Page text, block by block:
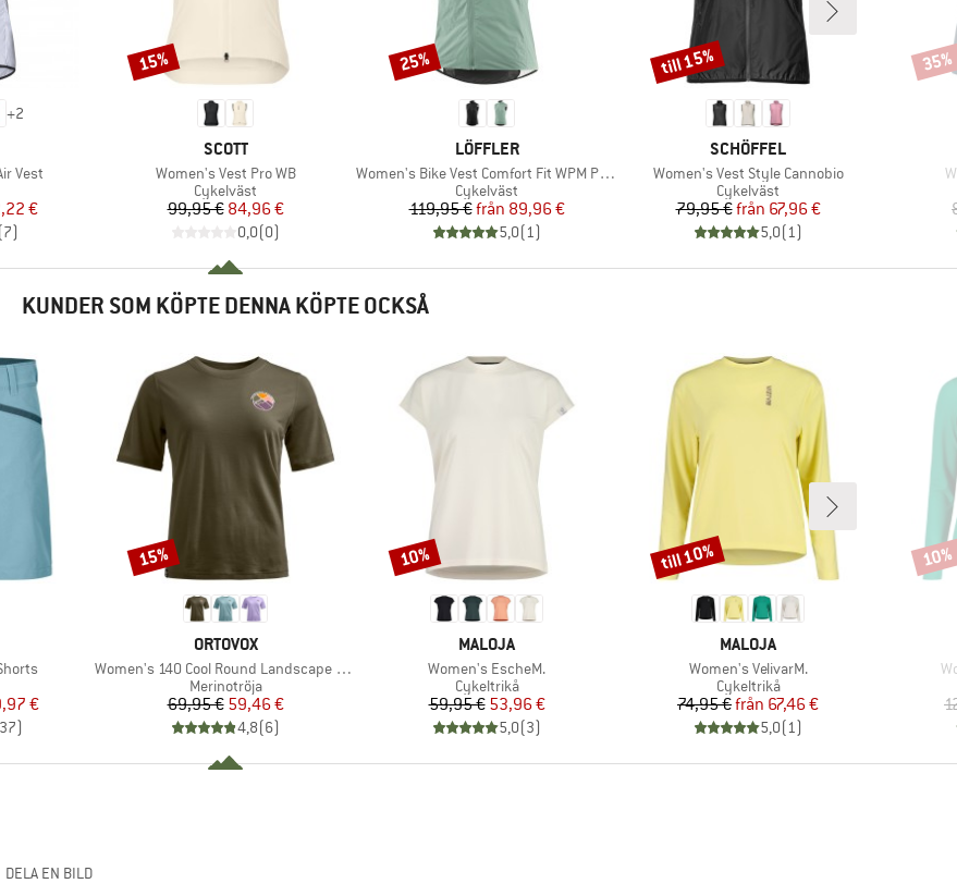
+2
Vest
pris
€
7)
VARUMÄRKE
SCOTT
Produkter
Women's Vest Pro WB
Produktgrupp
Cykelväst
Pris
99,95 €Reducerat pris
84,96 €
0,0(0)
Rabatt
15%
VARUMÄRKE
LÖFFLER
Produkter
Women's Bike Vest Comfort Fit WPM Pocket
Produktgrupp
Cykelväst
Pris
119,95 € Reducerat pris
från 89,96 €
5,0(1)
Rabatt
25%
VARUMÄRKE
SCHÖFFEL
Produkter
Women's Vest Style Cannobio
Produktgrupp
Cykelväst
Pris
79,95 € Reducerat pris
från 67,96 €
5,0(1)
Rabatt
till 15% 35%
KUNDER SOM KÖPTE DENNA KÖPTE OCKSÅ
pris
€
37)
VARUMÄRKE
ORTOVOX
Produkter
Women's 140 Cool Round Landscape T-Shirt
Produktgrupp
Merinotröja
Pris
69,95 €Reducerat pris
59,46 €
4,8(6)
Rabatt
15%
VARUMÄRKE
MALOJA
Produkter
Women's EscheM.
Produktgrupp
Cykeltrikå
Pris
59,95 €Reducerat pris
53,96 €
5,0(3)
Rabatt
10%
VARUMÄRKE
MALOJA
Produkter
Women's VelivarM.
Produktgrupp
Cykeltrikå
Pris
74,95 € Reducerat pris
från 67,46 €
5,0(1)
Rabatt
till 10% 10%
DELA EN BILD